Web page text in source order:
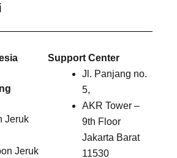
Jeruk
Jeruk
Support Center
Jl. Panjang no.
5,
AKR Tower –
9th Floor
Jakarta Barat
11530